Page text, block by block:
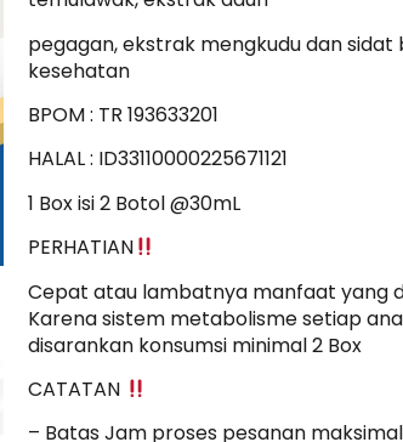
pegagan, ekstrak mengkudu dan
kesehatan
BPOM : TR 193633201
HALAL : ID33110000225671121
1 Box isi 2 Botol @30mL
PERHATIAN
Cepat atau lambatnya manfaat yang
Karena sistem metabolisme setiap
disarankan konsumsi minimal 2 Box
CATATAN
– Batas Jam proses pesanan